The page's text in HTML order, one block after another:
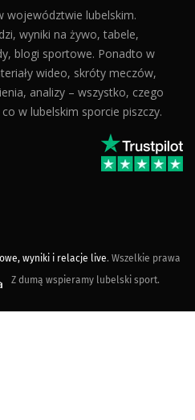
województwie lubelskim.
wyniki na żywo, tabele,
blogi sportowe. Ponadto w
wideo, skróty meczów,
analizy – wszystko, czego
w lubelskim sporcie piszczy.
wyniki i relacje live. Wszelkie prawa
Z dumą wspieramy lubelski sport.